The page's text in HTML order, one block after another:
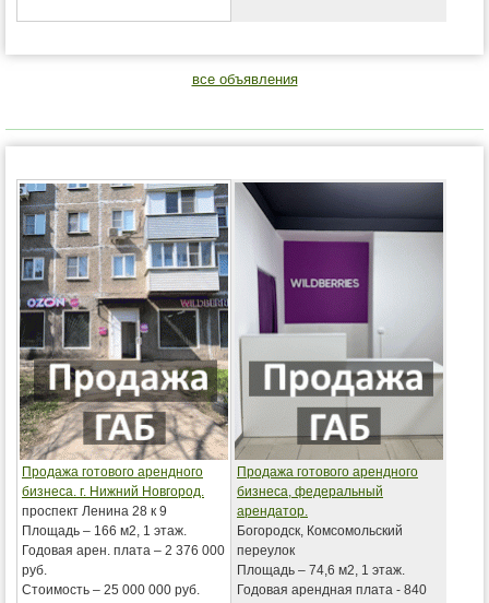
все объявления
Продажа готового арендного
бизнеса. г. Нижний Новгород.
проспект Ленина 28 к 9
Площадь – 166 м2, 1 этаж.
Годовая арен. плата – 2 376 000
руб.
Стоимость – 25 000 000 руб.
Продажа готового арендного
бизнеса, федеральный
арендатор.
Богородск, Комсомольский
переулок
Площадь – 74,6 м2, 1 этаж.
Годовая арендная плата - 840